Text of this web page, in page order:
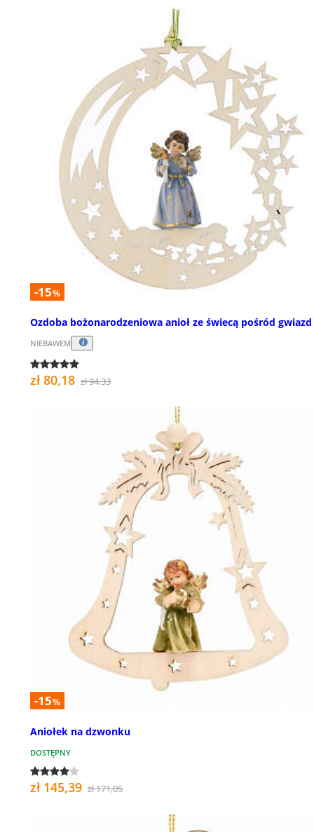
-15%
Ozdoba bożonarodzeniowa anioł ze świecą pośród gwiazd
NIEBAWEM
zł 80,18 zł 94,33
-15%
Aniołek na dzwonku
DOSTĘPNY
zł 145,39 zł 171,05